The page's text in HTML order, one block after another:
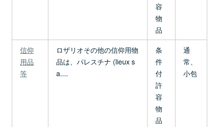
容
物
品
信仰
用品
等
ロザリオその他の信仰用物
品は、パレスチナ (lieux s
a....
条
件
付
許
容
物
品
通
常、
小包